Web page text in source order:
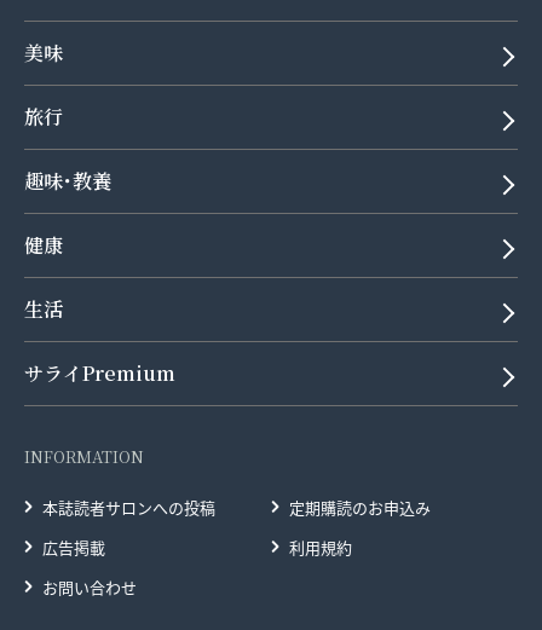
美味
旅行
趣味･教養
健康
生活
サライPremium
INFORMATION
本誌読者サロンへの投稿
定期購読のお申込み
広告掲載
利用規約
お問い合わせ